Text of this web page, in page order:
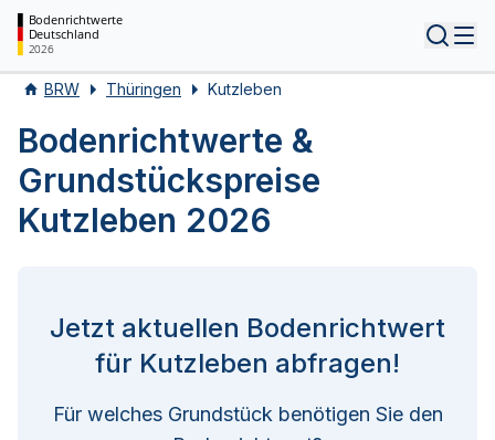
Bodenrichtwerte
Deutschland
2026
BRW Thüringen Kutzleben
Bodenrichtwerte &
Grundstückspreise
Kutzleben 2026
Jetzt aktuellen Bodenrichtwert
für Kutzleben abfragen!
Für welches Grundstück benötigen Sie den